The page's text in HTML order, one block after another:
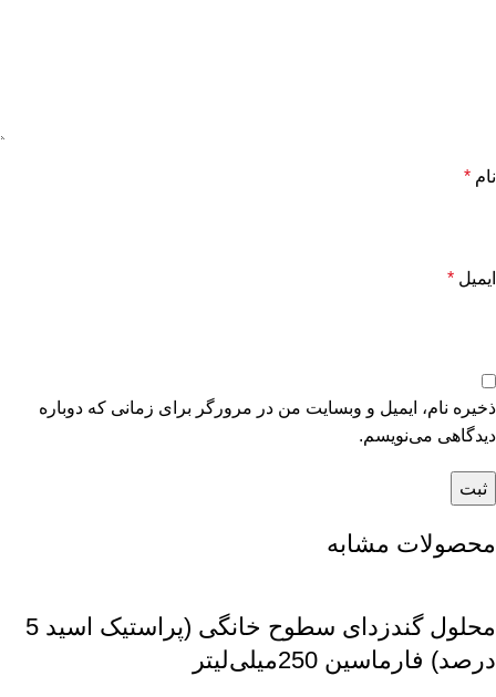
نام *
ایمیل *
ذخیره نام، ایمیل و وبسایت من در مرورگر برای زمانی که دوباره
دیدگاهی می‌نویسم.
محصولات مشابه
محلول گندزدای سطوح خانگی (پراستیک اسید 5
درصد) فارماسین 250میلی‌لیتر